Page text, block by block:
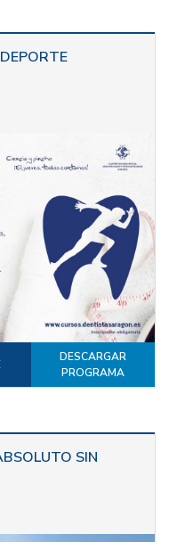
DESCARGAR
PROGRAMA
SIN